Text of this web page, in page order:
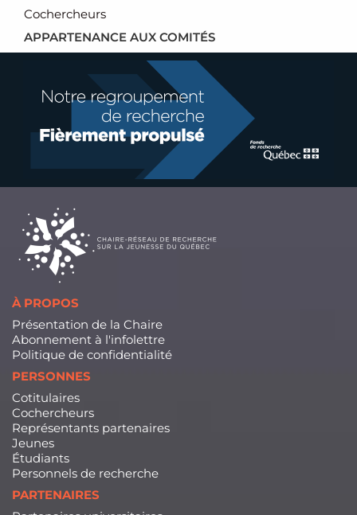
Cochercheurs
APPARTENANCE AUX COMITÉS
À PROPOS
Présentation de la Chaire
Abonnement à l'infolettre
Politique de confidentialité
PERSONNES
Cotitulaires
Cochercheurs
Représentants partenaires
Jeunes
Étudiants
Personnels de recherche
PARTENAIRES